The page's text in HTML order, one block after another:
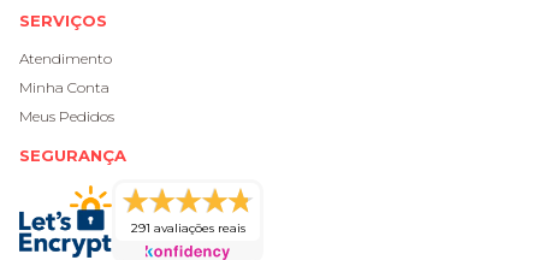
SERVIÇOS
Atendimento
Minha Conta
Meus Pedidos
SEGURANÇA
291 avaliações reais